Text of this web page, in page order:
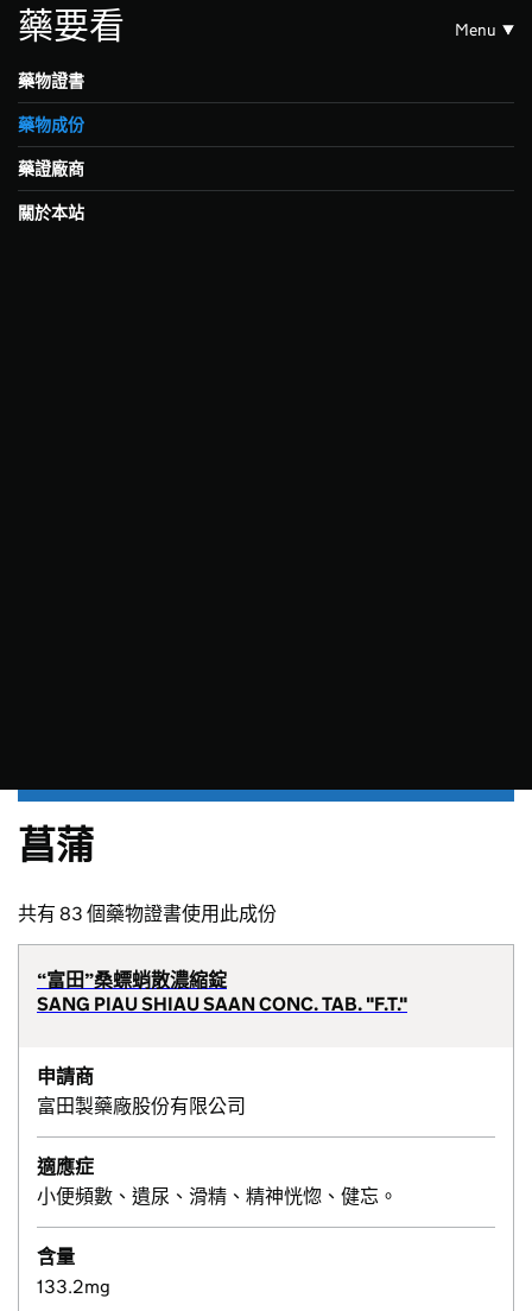
藥要看 Menu
藥物證書
藥物成份
藥證廠商
關於本站
菖蒲
共有 83 個藥物證書使用此成份
“富田”桑螵蛸散濃縮錠
SANG PIAU SHIAU SAAN CONC. TAB. "F.T."
申請商
富田製藥廠股份有限公司
適應症
小便頻數、遺尿、滑精、精神恍惚、健忘。
含量
133.2mg